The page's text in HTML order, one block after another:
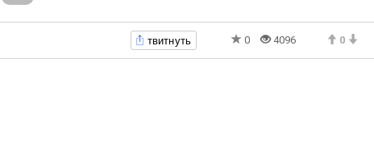
твитнуть 0 4096 0